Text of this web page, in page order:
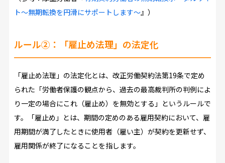
ト～無期転換を円滑にサポートします～』）
ルール②：「雇止め法理」の法定化
「雇止め法理」の法定化とは、改正労働契約法第19条で定め
られた「労働者保護の観点から、過去の最高裁判所の判例によ
り一定の場合にこれ（雇止め）を無効とする」というルールで
す。「雇止め」とは、期間の定めのある雇用契約において、雇
用期間が満了したときに使用者（雇い主）が契約を更新せず、
雇用関係が終了になることを指します。